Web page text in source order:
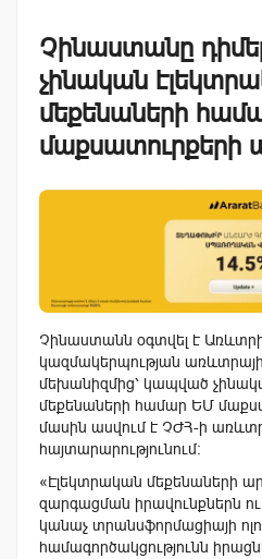
Չինաստանը
չինական
մեքենաների
մաքսատուրքերի
Չինաստանն օգտվել է
կազմակերպության
մեխանիզմից՝ կապված
մեքենաների համար ԵՄ
մասին ասվում է ՉԺՀ-ի
հայտարարությունում:
«Էլեկտրական մեքենաների
զարգացման իրավունքներն
կանաչ տրանսֆորմացիայի
համագործակցությունն